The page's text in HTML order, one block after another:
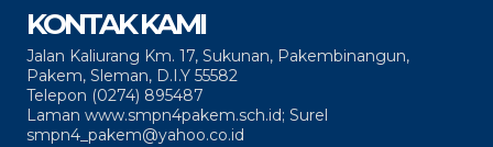
KONTAK KAMI
Jalan Kaliurang Km. 17, Sukunan, Pakembinangun,
Pakem, Sleman, D.I.Y 55582
Telepon (0274) 895487
Laman www.smpn4pakem.sch.id; Surel
smpn4_pakem@yahoo.co.id